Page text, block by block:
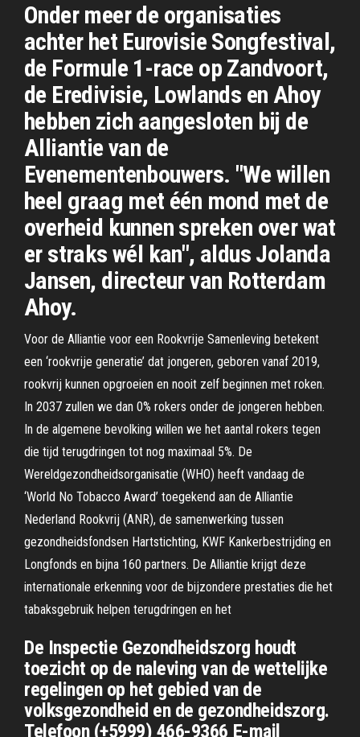
Onder meer de organisaties
achter het Eurovisie Songfestival,
de Formule 1-race op Zandvoort,
de Eredivisie, Lowlands en Ahoy
hebben zich aangesloten bij de
Alliantie van de
Evenementenbouwers. "We willen
heel graag met één mond met de
overheid kunnen spreken over wat
er straks wél kan", aldus Jolanda
Jansen, directeur van Rotterdam
Ahoy.
Voor de Alliantie voor een Rookvrije Samenleving betekent
een ‘rookvrije generatie’ dat jongeren, geboren vanaf 2019,
rookvrij kunnen opgroeien en nooit zelf beginnen met roken.
In 2037 zullen we dan 0% rokers onder de jongeren hebben.
In de algemene bevolking willen we het aantal rokers tegen
die tijd terugdringen tot nog maximaal 5%. De
Wereldgezondheidsorganisatie (WHO) heeft vandaag de
‘World No Tobacco Award’ toegekend aan de Alliantie
Nederland Rookvrij (ANR), de samenwerking tussen
gezondheidsfondsen Hartstichting, KWF Kankerbestrijding en
Longfonds en bijna 160 partners. De Alliantie krijgt deze
internationale erkenning voor de bijzondere prestaties die het
tabaksgebruik helpen terugdringen en het
De Inspectie Gezondheidszorg houdt
toezicht op de naleving van de wettelijke
regelingen op het gebied van de
volksgezondheid en de gezondheidszorg.
Telefoon (+5999) 466-9366 E-mail